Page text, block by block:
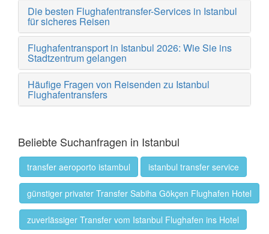
Die besten Flughafentransfer-Services in Istanbul
für sicheres Reisen
Flughafentransport in Istanbul 2026: Wie Sie ins
Stadtzentrum gelangen
Häufige Fragen von Reisenden zu Istanbul
Flughafentransfers
Beliebte Suchanfragen in Istanbul
transfer aeroporto istambul istanbul transfer service
günstiger privater Transfer Sabiha Gökçen Flughafen Hotel
zuverlässiger Transfer vom Istanbul Flughafen ins Hotel